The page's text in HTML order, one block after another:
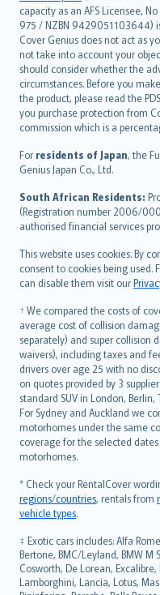
capacity as an AFS Licensee,
975 / NZBN 9429051103644)
Cover Genius does not act as
not take into account your
should consider whether the
circumstances. Before you
the product, please read the
you purchase protection from
commission which is a
For residents of Japan, the
Genius Japan Co., Ltd.
South African Residents:
(Registration number 2006/
authorised financial services
This website uses cookies. By
consent to cookies being used.
can disable them visit our
† We compared the costs of
average cost of collision
separately) and super collision
waivers), including taxes and
drivers over age 25 with no
on quotes provided by 3
standard SUV in London, Berlin,
For Sydney and Auckland we
motorhomes under the same
coverage for the selected
motorhomes.
* Check your RentalCover
regions/countries, rentals from
vehicle types.
‡ Exotic cars includes: Alfa
Bertone, BMC/Leyland, BMW M
Cosworth, De Lorean, Excalibre,
Lamborghini, Lancia, Lotus,
ภาษาไทย
български
català
Hrvatski
eesti
Ελληνικά
Magyar
Íslenska
Bahasa Indonesia
latviešu
Lietuviškai
Bahasa Melayu
Română
српски
Slovensky
Slovenščina
Українська
Tiếng Việt